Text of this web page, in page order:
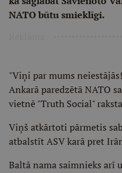
NATO būtu smieklīgi.
"Viņi par mums
Ankarā paredzētā NATO
vietnē "Truth Social"
Viņš atkārtoti pārmetis
atbalstīt ASV karā pret
Baltā nama saimnieks arī